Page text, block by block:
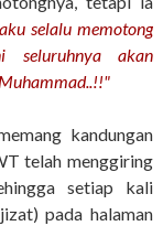
selalu memotong
seluruhnya akan
kandungan
telah menggiring
setiap kali
pada halaman